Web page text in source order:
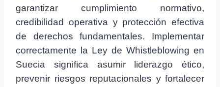
garantizar cumplimiento normativo,
credibilidad operativa y protección efectiva
de derechos fundamentales. Implementar
correctamente la Ley de Whistleblowing en
Suecia significa asumir liderazgo ético,
prevenir riesgos reputacionales y fortalecer